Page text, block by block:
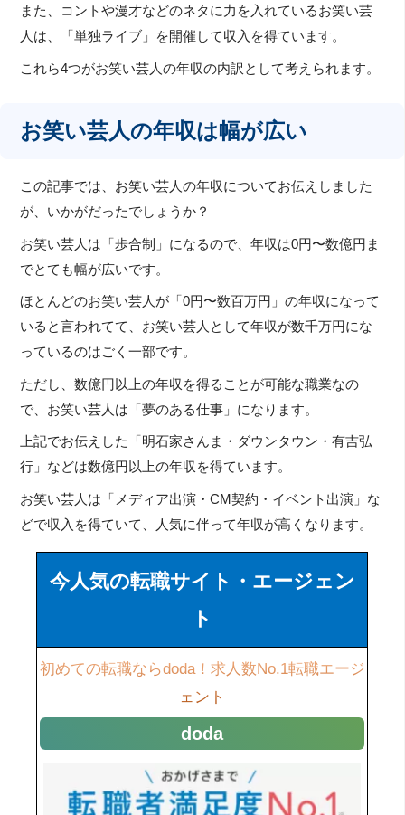
また、コントや漫才などのネタに力を入れているお笑い芸
人は、「単独ライブ」を開催して収入を得ています。
これら4つがお笑い芸人の年収の内訳として考えられます。
お笑い芸人の年収は幅が広い
この記事では、お笑い芸人の年収についてお伝えしました
が、いかがだったでしょうか？
お笑い芸人は「歩合制」になるので、年収は0円〜数億円ま
でとても幅が広いです。
ほとんどのお笑い芸人が「0円〜数百万円」の年収になって
いると言われてて、お笑い芸人として年収が数千万円にな
っているのはごく一部です。
ただし、数億円以上の年収を得ることが可能な職業なの
で、お笑い芸人は「夢のある仕事」になります。
上記でお伝えした「明石家さんま・ダウンタウン・有吉弘
行」などは数億円以上の年収を得ています。
お笑い芸人は「メディア出演・CM契約・イベント出演」な
どで収入を得ていて、人気に伴って年収が高くなります。
今人気の転職サイト・エージェン
ト
初めての転職ならdoda！求人数No.1転職エージ
ェント
doda